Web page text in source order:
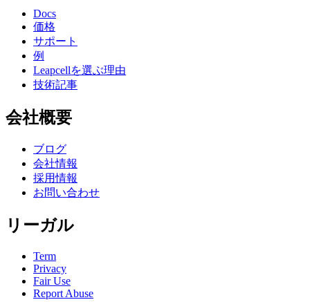
Docs
価格
サポート
例
Leapcellを選ぶ理由
技術記事
会社概要
ブログ
会社情報
採用情報
お問い合わせ
リーガル
Term
Privacy
Fair Use
Report Abuse